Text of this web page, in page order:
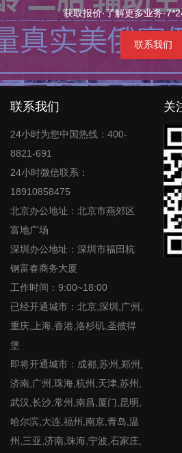
获取报价·了解更多业务
联系我们
联系我们
24小时为您中国热线：400-
8821-691
24小时微信联系：
18910858475
北京办公地址：北京市燕郊区
富地广场
深圳办公地址：深圳市福田杭
钢富春商务大厦
工作时间：9:00~18:00
已经开通城市：北京,深圳,广州,
重庆,上海,香港,洛杉矶,圣彼得
堡
即将开通城市：成都,苏州,郑州,
济南,广州,珠海,杭州,天津,苏州,
武汉,长沙,常州,南昌,厦门,昆明,
哈尔滨,大连,福州,南京,青岛,温
州,三亚,济南,珠海,宁波,石家庄,
关